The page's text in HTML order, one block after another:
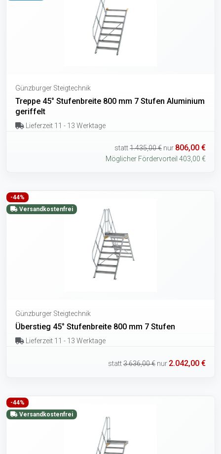
Günzburger Steigtechnik
Treppe 45° Stufenbreite 800 mm 7 Stufen Aluminium
geriffelt
Lieferzeit 11 - 13 Werktage
statt1.435,00 € nur 806,00 €
Möglicher Fördervorteil 403,00 €
-44%
Versandkostenfrei
Günzburger Steigtechnik
Überstieg 45° Stufenbreite 800 mm 7 Stufen
Lieferzeit 11 - 13 Werktage
statt3.636,00 € nur 2.042,00 €
-44%
Versandkostenfrei